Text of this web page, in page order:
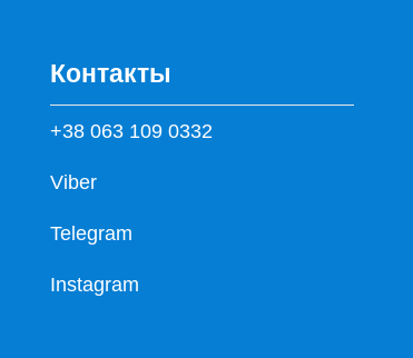
Контакты
+38 063 109 0332
Viber
Telegram
Instagram